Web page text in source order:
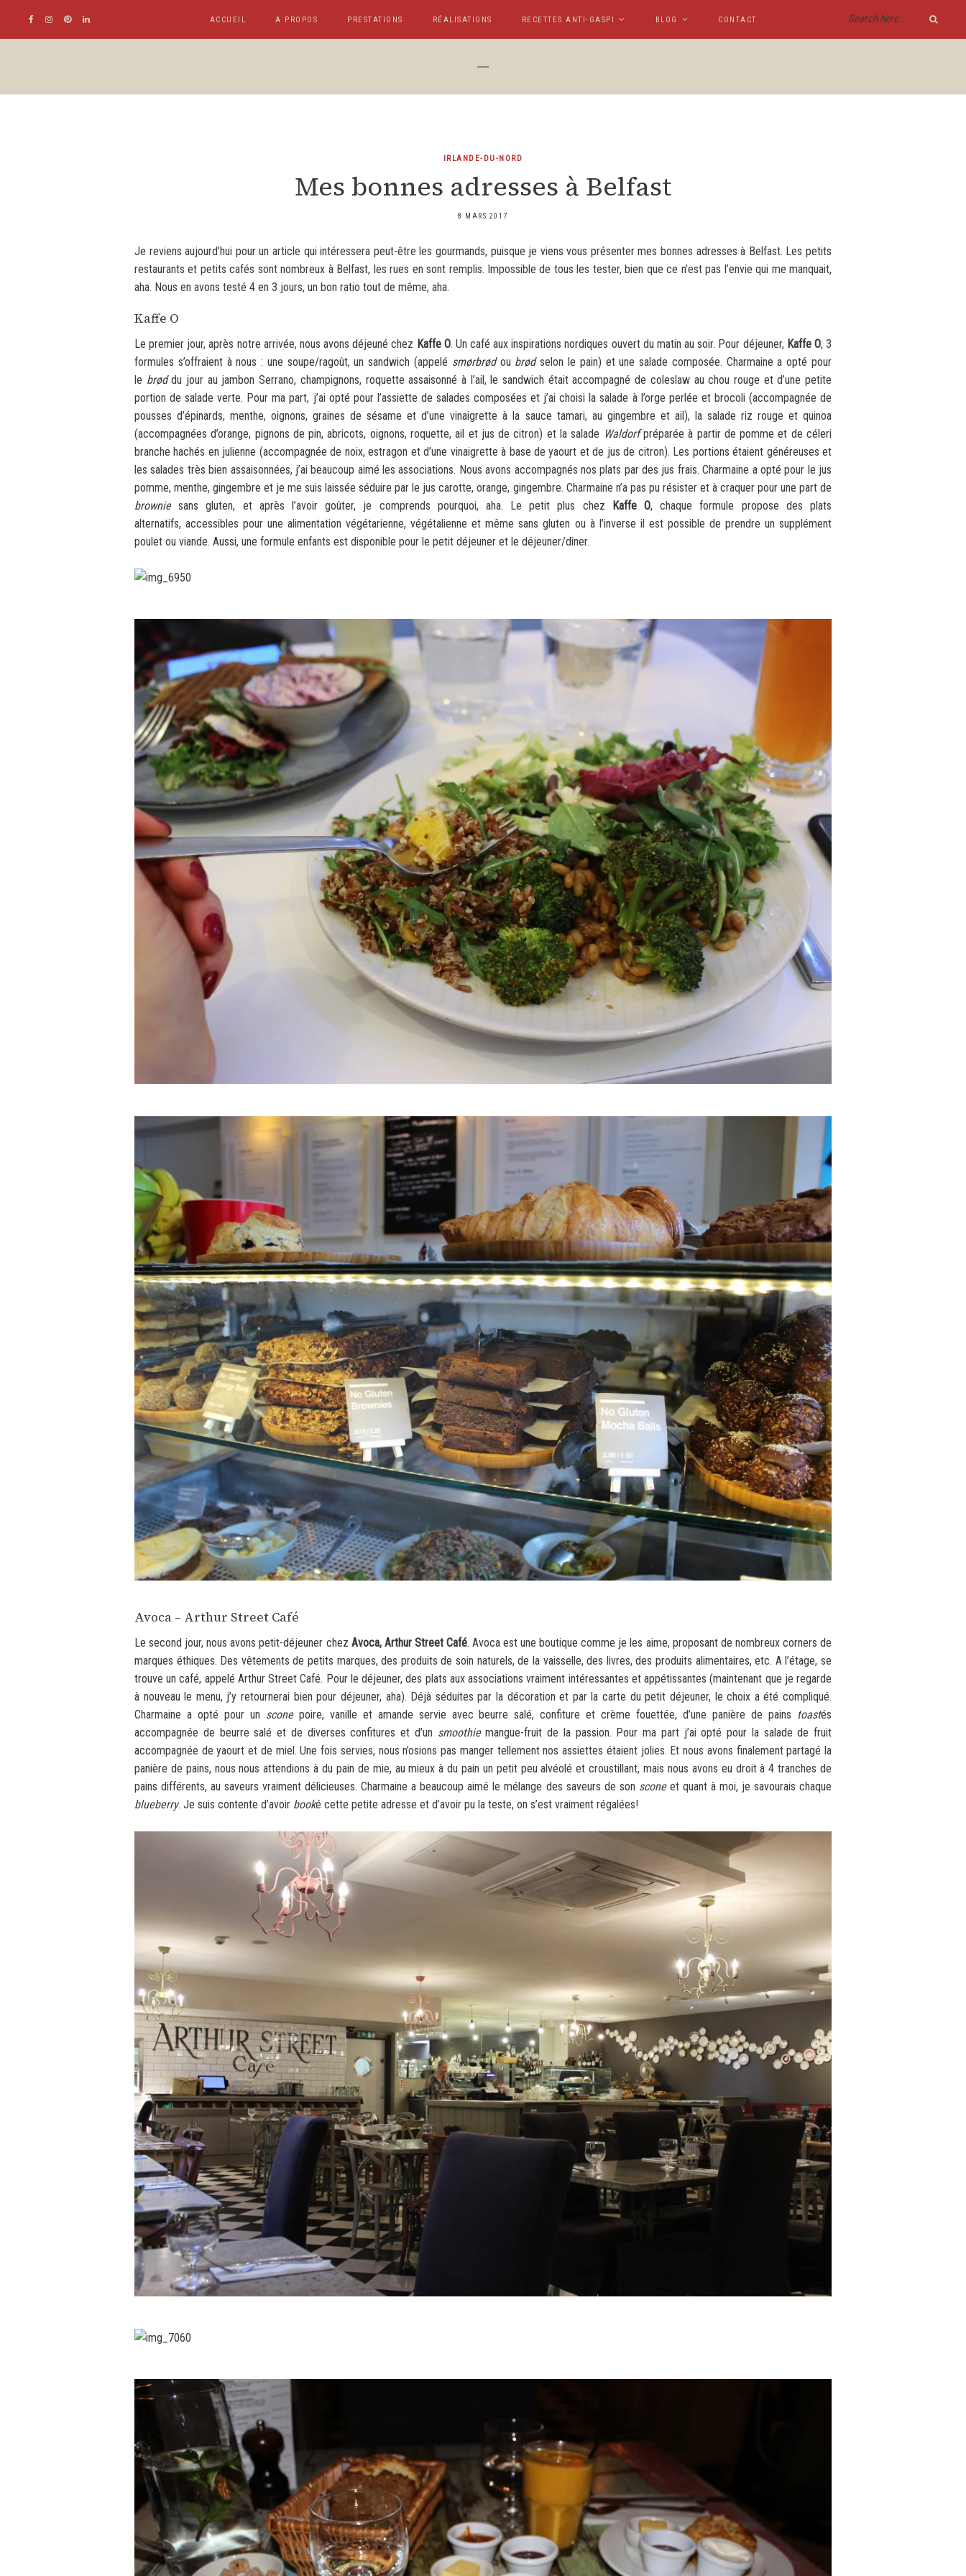
ACCUEIL A PROPOS PRESTATIONS RÉALISATIONS RECETTES ANTI-GASPI BLOG CONTACT
IRLANDE-DU-NORD
Mes bonnes adresses à Belfast
8 MARS 2017
Je reviens aujourd’hui pour un article qui intéressera peut-être les gourmands, puisque je viens vous présenter mes bonnes adresses à Belfast. Les petits
restaurants et petits cafés sont nombreux à Belfast, les rues en sont remplis. Impossible de tous les tester, bien que ce n’est pas l’envie qui me manquait,
aha. Nous en avons testé 4 en 3 jours, un bon ratio tout de même, aha.
Kaffe O
Le premier jour, après notre arrivée, nous avons déjeuné chez Kaffe O. Un café aux inspirations nordiques ouvert du matin au soir. Pour déjeuner, Kaffe O, 3
formules s’offraient à nous : une soupe/ragoût, un sandwich (appelé smørbrødou brødselon le pain) et une salade composée. Charmaine a opté pour
le brøddu jour au jambon Serrano, champignons, roquette assaisonné à l’ail, le sandwich était accompagné de coleslaw au chou rouge et d’une petite
portion de salade verte. Pour ma part, j’ai opté pour l’assiette de salades composées et j’ai choisi la salade à l’orge perlée et brocoli (accompagnée de
pousses d’épinards, menthe, oignons, graines de sésame et d’une vinaigrette à la sauce tamari, au gingembre et ail), la salade riz rouge et quinoa
(accompagnées d’orange, pignons de pin, abricots, oignons, roquette, ail et jus de citron) et la salade Waldorfpréparée à partir de pomme et de céleri
branche hachés en julienne (accompagnée de noix, estragon et d’une vinaigrette à base de yaourt et de jus de citron). Les portions étaient généreuses et
les salades très bien assaisonnées, j’ai beaucoup aimé les associations. Nous avons accompagnés nos plats par des jus frais. Charmaine a opté pour le jus
pomme, menthe, gingembre et je me suis laissée séduire par le jus carotte, orange, gingembre. Charmaine n’a pas pu résister et à craquer pour une part de
browniesans gluten, et après l’avoir goûter, je comprends pourquoi, aha. Le petit plus chez Kaffe O, chaque formule propose des plats
alternatifs, accessibles pour une alimentation végétarienne, végétalienne et même sans gluten ou à l’inverse il est possible de prendre un supplément
poulet ou viande. Aussi, une formule enfants est disponible pour le petit déjeuner et le déjeuner/dîner.
Avoca – Arthur Street Café
Le second jour, nous avons petit-déjeuner chez Avoca, Arthur Street Café. Avoca est une boutique comme je les aime, proposant de nombreux corners de
marques éthiques. Des vêtements de petits marques, des produits de soin naturels, de la vaisselle, des livres, des produits alimentaires, etc. A l’étage, se
trouve un café, appelé Arthur Street Café. Pour le déjeuner, des plats aux associations vraiment intéressantes et appétissantes (maintenant que je regarde
à nouveau le menu, j’y retournerai bien pour déjeuner, aha). Déjà séduites par la décoration et par la carte du petit déjeuner, le choix a été compliqué.
Charmaine a opté pour un sconepoire, vanille et amande servie avec beurre salé, confiture et crème fouettée, d’une panière de pains toastés
accompagnée de beurre salé et de diverses confitures et d’un smoothiemangue-fruit de la passion. Pour ma part j’ai opté pour la salade de fruit
accompagnée de yaourt et de miel. Une fois servies, nous n’osions pas manger tellement nos assiettes étaient jolies. Et nous avons finalement partagé la
panière de pains, nous nous attendions à du pain de mie, au mieux à du pain un petit peu alvéolé et croustillant, mais nous avons eu droit à 4 tranches de
pains différents, au saveurs vraiment délicieuses. Charmaine a beaucoup aimé le mélange des saveurs de son sconeet quant à moi, je savourais chaque
blueberry. Je suis contente d’avoir booké cette petite adresse et d’avoir pu la teste, on s’est vraiment régalées!